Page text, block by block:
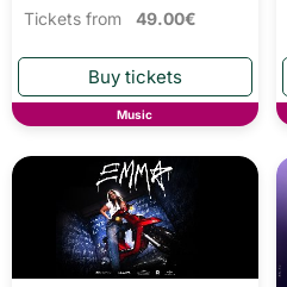
Tickets from 49.00€
Music